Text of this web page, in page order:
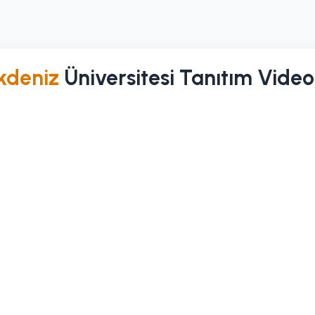
Üniversitesi Tanıtım